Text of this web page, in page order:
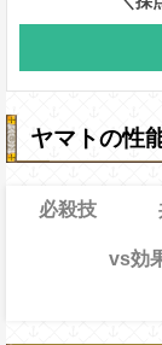
ヤマトの性
必殺技
vs効